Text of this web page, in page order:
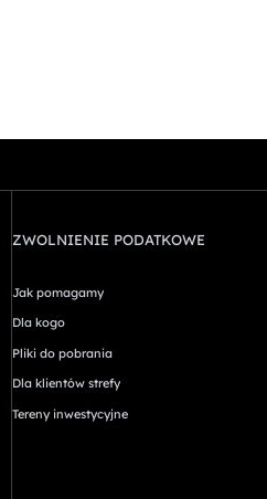
ZWOLNIENIE PODATKOWE
Jak pomagamy
Dla kogo
Pliki do pobrania
Dla klientów strefy
Tereny inwestycyjne